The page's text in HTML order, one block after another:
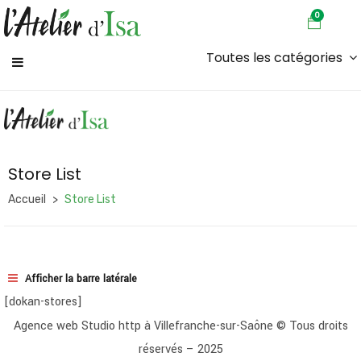
0
Toutes les catégories
Store List
Accueil Store List
Afficher la barre latérale
[dokan-stores]
Agence web Studio http à Villefranche-sur-Saône © Tous droits
réservés – 2025